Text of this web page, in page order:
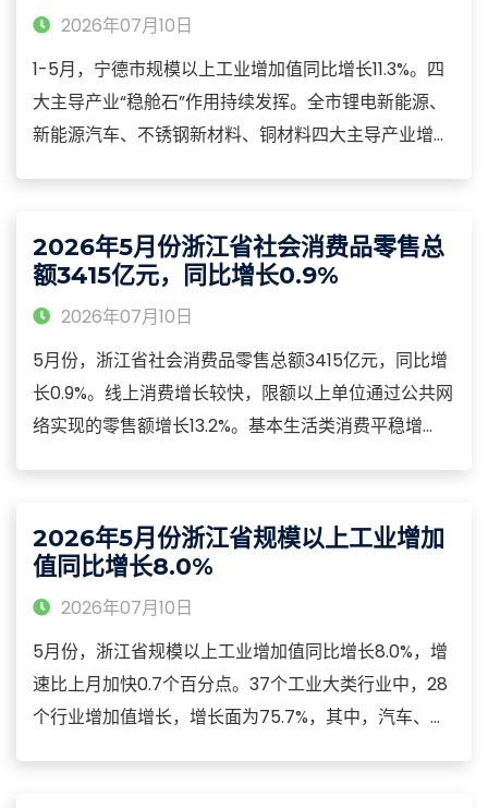
2026年07月10日
1-5月，宁德市规模以上工业增加值同比增长11.3%。四
大主导产业“稳舱石”作用持续发挥。全市锂电新能源、
新能源汽车、不锈钢新材料、铜材料四大主导产业增加
活力增加。
2026年5月份浙江省社会消费品零售总
额3415亿元，同比增长0.9%
2026年07月10日
5月份，浙江省社会消费品零售总额3415亿元，同比增
长0.9%。线上消费增长较快，限额以上单位通过公共网
络实现的零售额增长13.2%。基本生活类消费平稳增
16.8%、8.5%、7.5%。
2026年5月份浙江省规模以上工业增加
值同比增长8.0%
2026年07月10日
5月份，浙江省规模以上工业增加值同比增长8.0%，增
速比上月加快0.7个百分点。37个工业大类行业中，28
个行业增加值增长，增长面为75.7%，其中，汽车、计